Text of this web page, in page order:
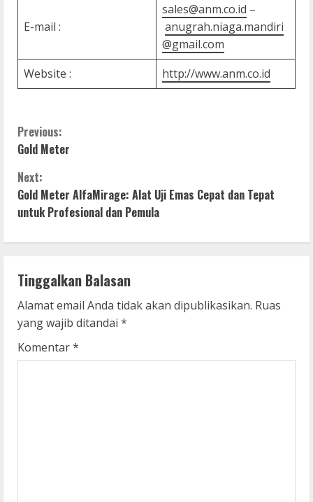
E-mail :
sales@anm.co.id –
anugrah.niaga.mandiri
@gmail.com
Website :
http://www.anm.co.id
C
o
n
t
i
n
u
e
Previous:
Gold Meter
Next:
Gold Meter AlfaMirage: Alat Uji Emas Cepat dan Tepat
untuk Profesional dan Pemula
Tinggalkan Balasan
Alamat email Anda tidak akan dipublikasikan. Ruas
yang wajib ditandai *
Komentar*